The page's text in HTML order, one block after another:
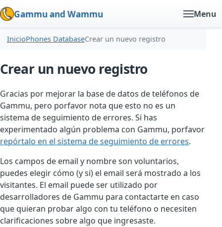
Gammu and Wammu Menu
InicioPhones DatabaseCrear un nuevo registro
Crear un nuevo registro
Gracias por mejorar la base de datos de teléfonos de
Gammu, pero porfavor nota que esto no es un
sistema de seguimiento de errores. Si has
experimentado algún problema con Gammu, porfavor
repórtalo en el sistema de seguimiento de errores.
Los campos de email y nombre son voluntarios,
puedes elegir cómo (y si) el email será mostrado a los
visitantes. El email puede ser utilizado por
desarrolladores de Gammu para contactarte en caso
que quieran probar algo con tu teléfono o necesiten
clarificaciones sobre algo que ingresaste.